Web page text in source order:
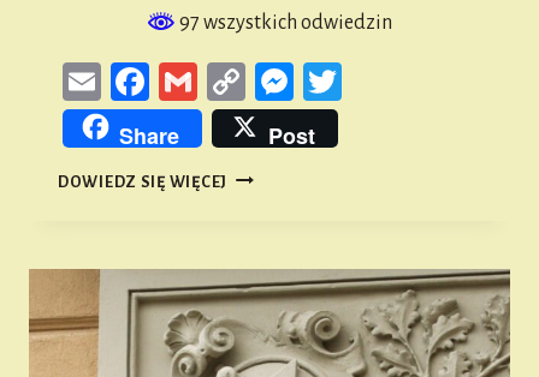
97 wszystkich odwiedzin
EmailFacebook
GmailCopy
Link
Messenger
Share Post
DOWIEDZ SIĘ WIĘCEJ CHARAKTERYSTYKA
OKOLIC
#3